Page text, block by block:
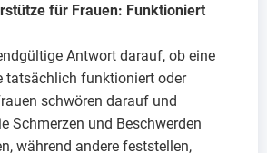
für Frauen: Funktioniert
Antwort darauf, ob eine
tatsächlich funktioniert oder
schwören darauf und
Schmerzen und Beschwerden
während andere feststellen,